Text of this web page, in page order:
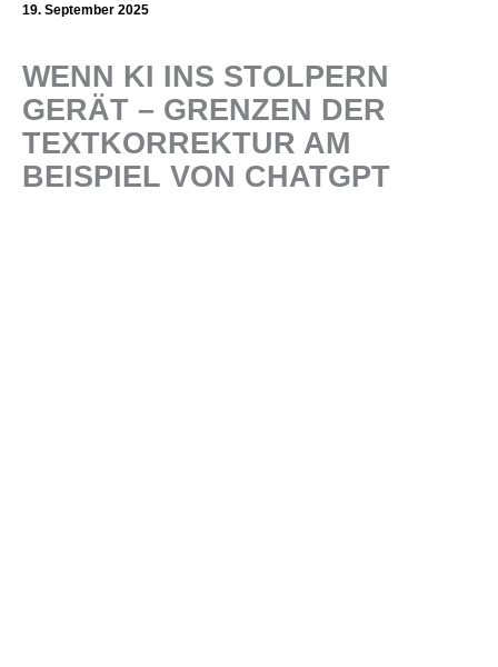
19. September 2025
WENN KI INS STOLPERN
GERÄT – GRENZEN DER
TEXTKORREKTUR AM
BEISPIEL VON CHATGPT